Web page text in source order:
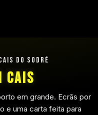
DO SODRÉ
Cais
em grande. Ecrãs por
e uma carta feita para